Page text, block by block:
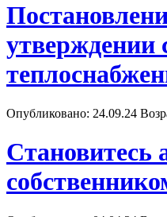
утверждении
Опубликовано: 24.09.24
Становитесь